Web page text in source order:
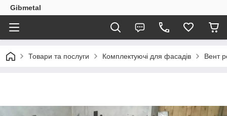
Gibmetal
Товари та послуги Комплектуючі для фасадів Вент